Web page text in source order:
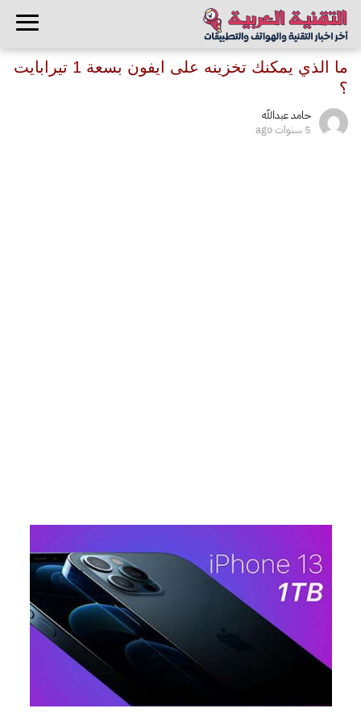
ما الذي يمكنك تخزينه على ايفون بسعة 1 تيرابايت
؟
حامد عبدالله
5 سنوات ago